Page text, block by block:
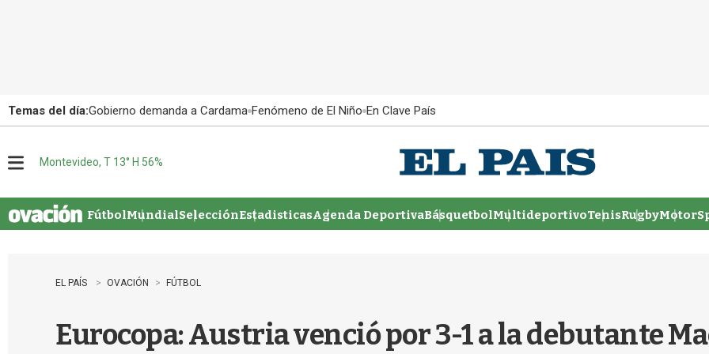
Temas del día:Gobierno demanda a Cardama Fenómeno de El Niño En Clave País
u
Montevideo, T 13° H 56%
FútbolMundialSelecciónEstadisticasAgenda DeportivaBásquetbolMultideportivoTenisRugby
EL PAÍS OVACIÓN FÚTBOL
Eurocopa: Austria venció por 3-1 a la debutante